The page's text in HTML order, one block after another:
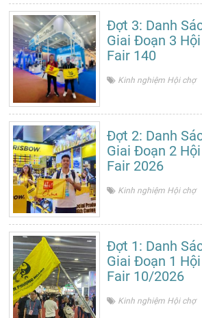
Đợt 3: Danh
Giai Đoạn 3
Fair 140
Kinh nghiệm Hội chợ
Đợt 2: Danh
Giai Đoạn 2
Fair 2026
Kinh nghiệm Hội chợ
Đợt 1: Danh
Giai Đoạn 1
Fair 10/2026
Kinh nghiệm Hội chợ